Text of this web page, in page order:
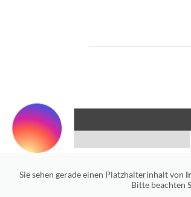
Sie sehen gerade einen Platzhalterinhalt von
Bitte beachten